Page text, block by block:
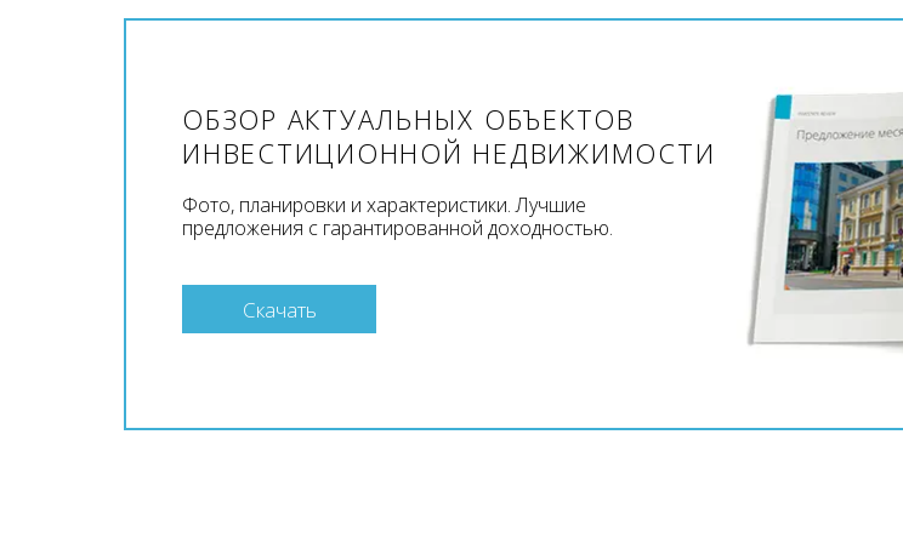
ОБЗОР АКТУАЛЬНЫХ ОБЪЕКТОВ
ИНВЕСТИЦИОННОЙ НЕДВИЖИМОСТИ
Фото, планировки и характеристики. Лучшие
предложения с гарантированной доходностью.
Скачать